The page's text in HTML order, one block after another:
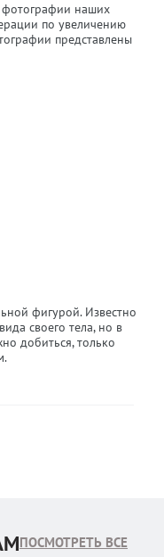
фотографии наших
по увеличению
представлены
фигурой. Известно
своего тела, но в
добиться, только
ПОСМОТРЕТЬ ВСЕ